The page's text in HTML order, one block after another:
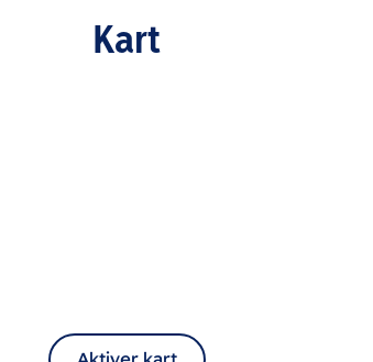
Kart